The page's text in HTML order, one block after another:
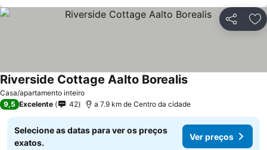
Partilhar
Casa/apartamento inteiro
Riverside Cottage Aalto Borealis
9,5 Excelente 42 a 7.9 km de Centro da cidade
Selecione as datas para ver os preços
exatos.
Ver preços